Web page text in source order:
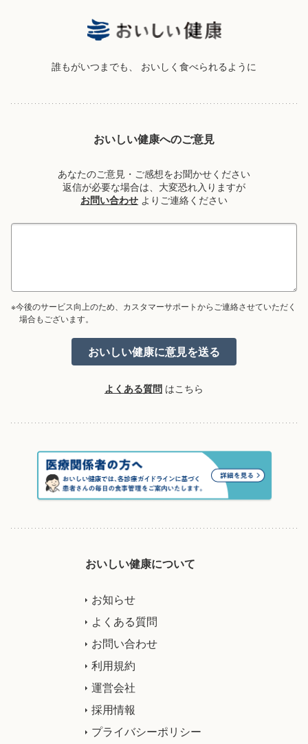
誰もがいつまでも、 おいしく食べられるように
おいしい健康へのご意見
あなたのご意見・ご感想をお聞かせください
返信が必要な場合は、大変恐れ入りますが
お問い合わせ よりご連絡ください
※今後のサービス向上のため、カスタマーサポートからご連絡させていただく
場合もございます。
よくある質問 はこちら
おいしい健康について
お知らせ
よくある質問
お問い合わせ
利用規約
運営会社
採用情報
プライバシーポリシー